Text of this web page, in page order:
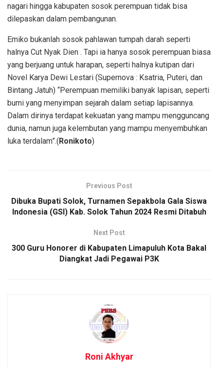
nagari hingga kabupaten sosok perempuan tidak bisa
dilepaskan dalam pembangunan.
Emiko bukanlah sosok pahlawan tumpah darah seperti
halnya Cut Nyak Dien . Tapi ia hanya sosok perempuan biasa
yang berjuang untuk harapan, seperti halnya kutipan dari
Novel Karya Dewi Lestari (Supernova : Ksatria, Puteri, dan
Bintang Jatuh) “Perempuan memiliki banyak lapisan, seperti
bumi yang menyimpan sejarah dalam setiap lapisannya.
Dalam dirinya terdapat kekuatan yang mampu mengguncang
dunia, namun juga kelembutan yang mampu menyembuhkan
luka terdalam”.(Ronikoto)
Previous Post
Dibuka Bupati Solok, Turnamen Sepakbola Gala Siswa
Indonesia (GSI) Kab. Solok Tahun 2024 Resmi Ditabuh
Next Post
300 Guru Honorer di Kabupaten Limapuluh Kota Bakal
Diangkat Jadi Pegawai P3K
Roni Akhyar